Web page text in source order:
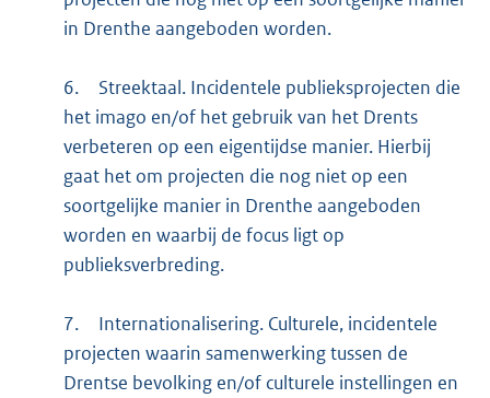
in Drenthe aangeboden worden.
6.
Streektaal. Incidentele publieksprojecten die
het imago en/of het gebruik van het Drents
verbeteren op een eigentijdse manier. Hierbij
gaat het om projecten die nog niet op een
soortgelijke manier in Drenthe aangeboden
worden en waarbij de focus ligt op
publieksverbreding.
7.
Internationalisering. Culturele, incidentele
projecten waarin samenwerking tussen de
Drentse bevolking en/of culturele instellingen en